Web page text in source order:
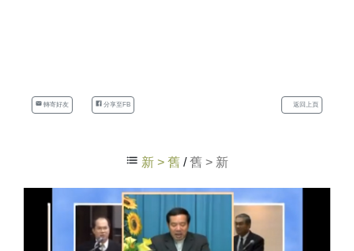
轉寄好友 分享至FB 返回上頁
新 > 舊 /舊 > 新